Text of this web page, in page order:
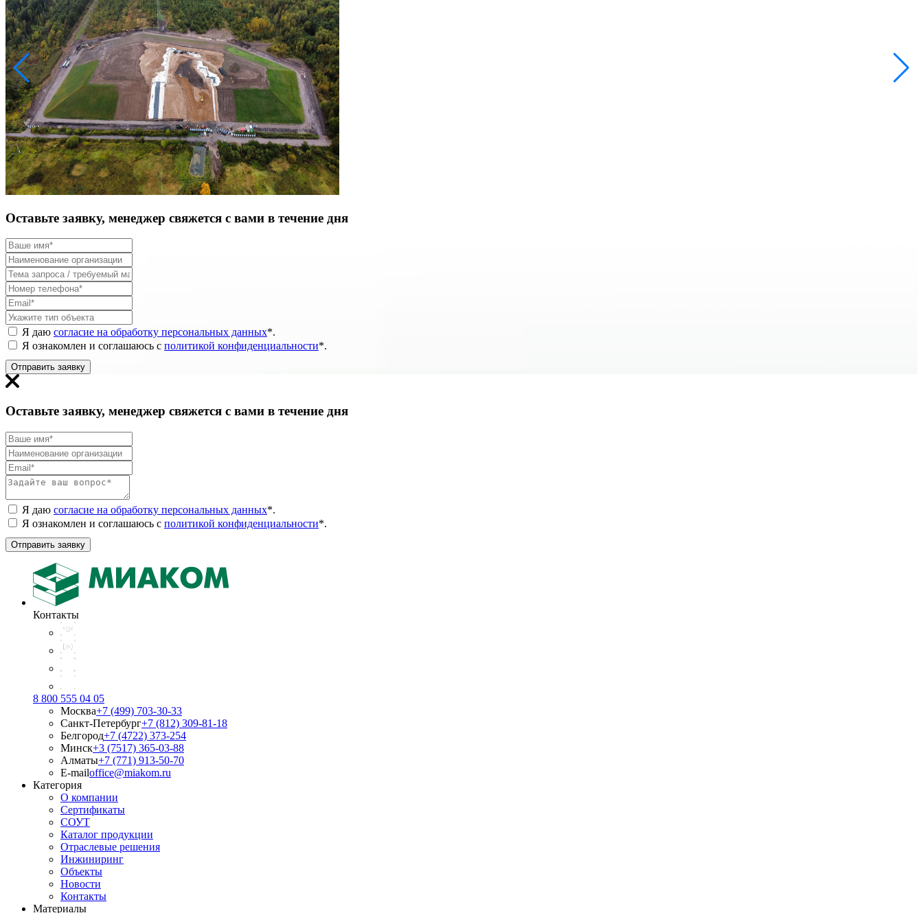
Оставьте заявку, менеджер свяжется с вами в течение дня
Я даю согласие на обработку персональных данных*.
Я ознакомлен и соглашаюсь с политикой конфиденциальности*.
Отправить заявку
Оставьте заявку, менеджер свяжется с вами в течение дня
Я даю согласие на обработку персональных данных*.
Я ознакомлен и соглашаюсь с политикой конфиденциальности*.
Отправить заявку
Контакты
8 800 555 04 05
Москва+7 (499) 703-30-33
Санкт-Петербург+7 (812) 309-81-18
Белгород+7 (4722) 373-254
Минск+3 (7517) 365-03-88
Алматы+7 (771) 913-50-70
E-mailoffice@miakom.ru
Категория
О компании
Сертификаты
СОУТ
Каталог продукции
Отраслевые решения
Инжиниринг
Объекты
Новости
Контакты
Материалы